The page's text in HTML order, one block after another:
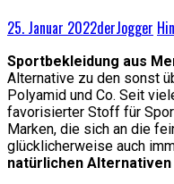
25. Januar 2022derJogger
Sportbekleidung aus
Alternative zu den sonst
Polyamid und Co. Seit
favorisierter Stoff für
Marken, die sich an die
glücklicherweise auch
natürlichen